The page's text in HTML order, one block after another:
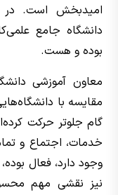
امیدبخش است. در
دانشگاه جامع
بوده و هست.
معاون آموزشی
مقایسه با
گام جلوتر حرکت
خدمات، اجتماع و
وجود دارد، فعال
نیز نقشی مهم